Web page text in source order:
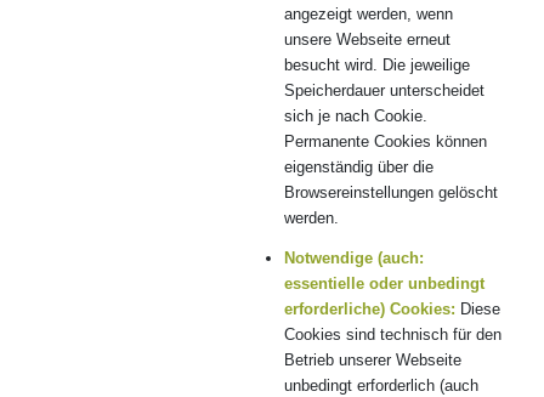
angezeigt werden, wenn
unsere Webseite erneut
besucht wird. Die jeweilige
Speicherdauer unterscheidet
sich je nach Cookie.
Permanente Cookies können
eigenständig über die
Browsereinstellungen gelöscht
werden.
Notwendige (auch:
essentielle oder unbedingt
erforderliche) Cookies: Diese
Cookies sind technisch für den
Betrieb unserer Webseite
unbedingt erforderlich (auch